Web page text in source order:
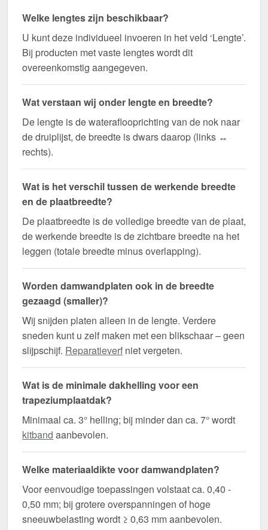
Welke lengtes zijn beschikbaar?
U kunt deze individueel invoeren in het veld ‘Lengte’.
Bij producten met vaste lengtes wordt dit
overeenkomstig aangegeven.
Wat verstaan wij onder lengte en breedte?
De lengte is de wateraflooprichting van de nok naar
de druiplijst, de breedte is dwars daarop (links ↔
rechts).
Wat is het verschil tussen de werkende breedte
en de plaatbreedte?
De plaatbreedte is de volledige breedte van de plaat,
de werkende breedte is de zichtbare breedte na het
leggen (totale breedte minus overlapping).
Worden damwandplaten ook in de breedte
gezaagd (smaller)?
Wij snijden platen alleen in de lengte. Verdere
sneden kunt u zelf maken met een blikschaar – geen
slijpschijf. Reparatieverf niet vergeten.
Wat is de minimale dakhelling voor een
trapeziumplaatdak?
Minimaal ca. 3° helling; bij minder dan ca. 7° wordt
kitband aanbevolen.
Welke materiaaldikte voor damwandplaten?
Voor eenvoudige toepassingen volstaat ca. 0,40 -
0,50 mm; bij grotere overspanningen of hoge
sneeuwbelasting wordt ≥ 0,63 mm aanbevolen.